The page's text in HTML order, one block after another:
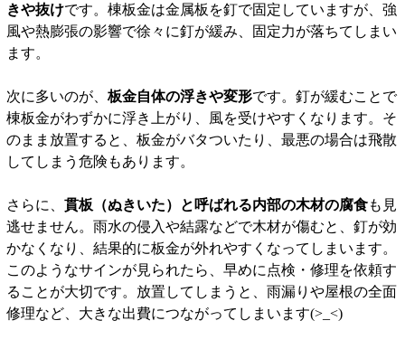
きや抜けです。棟板金は金属板を釘で固定していますが、強
風や熱膨張の影響で徐々に釘が緩み、固定力が落ちてしまい
ます。
次に多いのが、 板金自体の浮きや変形です。釘が緩むことで
棟板金がわずかに浮き上がり、風を受けやすくなります。そ
のまま放置すると、板金がバタついたり、最悪の場合は飛散
してしまう危険もあります。
さらに、 貫板（ぬきいた）と呼ばれる内部の木材の腐食も見
逃せません。雨水の侵入や結露などで木材が傷むと、釘が効
かなくなり、結果的に板金が外れやすくなってしまいます。
このようなサインが見られたら、早めに点検・修理を依頼す
ることが大切です。放置してしまうと、雨漏りや屋根の全面
修理など、大きな出費につながってしまいます(>_<)